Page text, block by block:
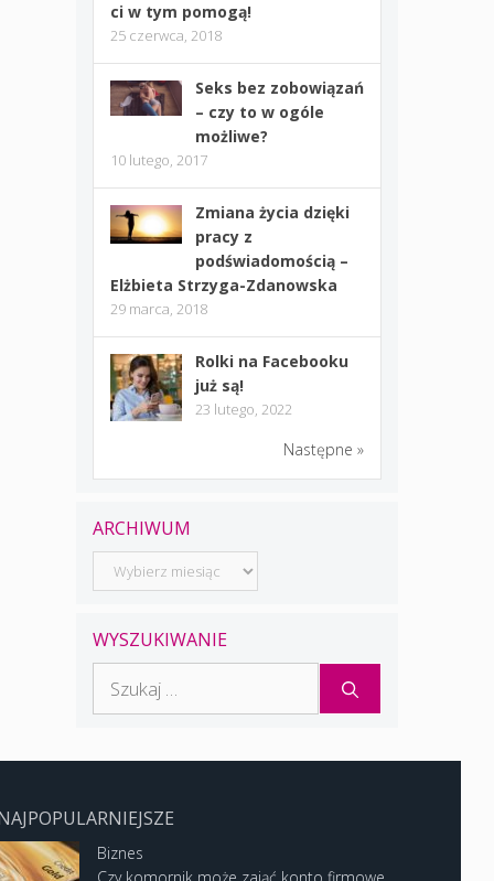
ci w tym pomogą!
25 czerwca, 2018
Seks bez zobowiązań
– czy to w ogóle
możliwe?
10 lutego, 2017
Zmiana życia dzięki
pracy z
podświadomością –
Elżbieta Strzyga-Zdanowska
29 marca, 2018
Rolki na Facebooku
już są!
23 lutego, 2022
Następne »
ARCHIWUM
Archiwum
WYSZUKIWANIE
Biznes